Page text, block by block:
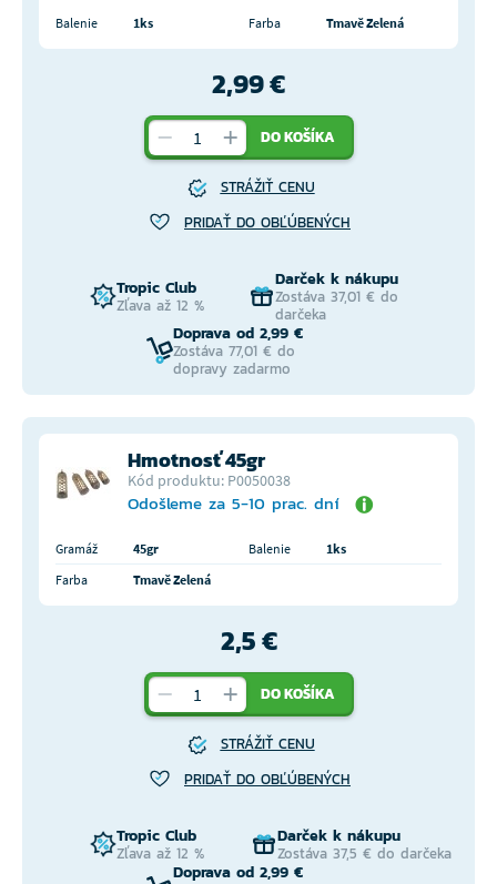
Balenie 1ks Farba Tmavě Zelená
2,99 €
DO KOŠÍKA
STRÁŽIŤ CENU
PRIDAŤ DO OBĽÚBENÝCH
Tropic Club
Zľava až 12 %
Darček k nákupu
Zostáva 37,01 € do
darčeka
Doprava od 2,99 €
Zostáva 77,01 € do
dopravy zadarmo
Hmotnosť 45gr
Kód produktu: P0050038
Odošleme za 5-10 prac. dní
Gramáž 45gr Balenie
1ks
Farba
Tmavě Zelená
2,5 €
DO KOŠÍKA
STRÁŽIŤ CENU
PRIDAŤ DO OBĽÚBENÝCH
Tropic Club
Zľava až 12 %
Darček k nákupu
Zostáva 37,5 € do darčeka
Doprava od 2,99 €